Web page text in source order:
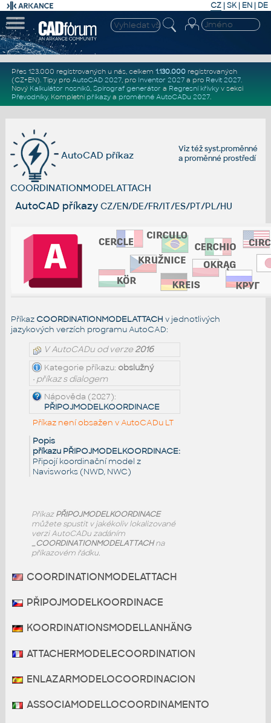
CZ | SK| EN | DE
Přes 123.000 registrovaných u nás, celkem 1.130.000registrovaných
(CZ+EN). Tipy pro AutoCAD 2027, pro Inventor 2027a pro Revit 2027.
Nový Kalkulátor nosníků, Spirograf generátor a Regresní křivkyv sekci
Převodníky. Kompletní příkazya proměnné AutoCADu 2027.
Viz téžsyst.proměnné
aproměnné prostředí
AutoCAD příkaz
COORDINATIONMODELATTACH
AutoCAD příkazy CZ/EN/DE/FR/IT/ES/PT/PL/HU
Příkaz COORDINATIONMODELATTACH v jednotlivých
jazykových verzích programu AutoCAD:
V AutoCADu od verze2016
Kategorie příkazu: obslužný
• příkaz s dialogem
Nápověda (2027):
PŘIPOJMODELKOORDINACE
Příkaz není obsažen v AutoCADu LT
Popis
příkazu PŘIPOJMODELKOORDINACE:
Připojí koordinační model z
Navisworks (NWD, NWC)
PříkazPŘIPOJMODELKOORDINACE
můžete spustit v jakékoliv lokalizované
verzi AutoCADu zadáním
_COORDINATIONMODELATTACHna
příkazovém řádku.
COORDINATIONMODELATTACH
PŘIPOJMODELKOORDINACE
KOORDINATIONSMODELLANHÄNG
ATTACHERMODELECOORDINATION
ENLAZARMODELOCOORDINACION
ASSOCIAMODELLOCOORDINAMENTO